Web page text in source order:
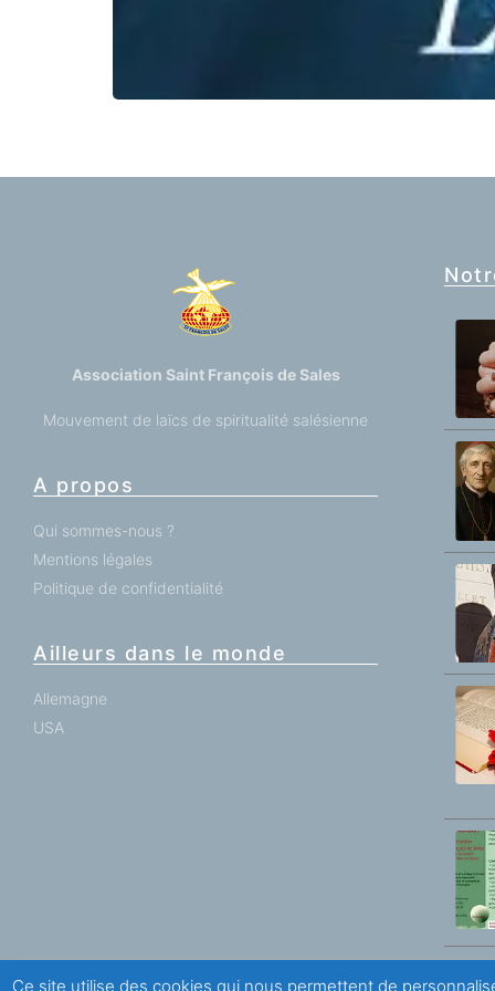
Association Saint François de Sales
Mouvement de laïcs de spiritualité salésienne
A propos
Qui sommes-nous ?
Mentions légales
Politique de confidentialité
Ailleurs dans le monde
Allemagne
USA
Ce site utilise des cookies qui nous permettent de